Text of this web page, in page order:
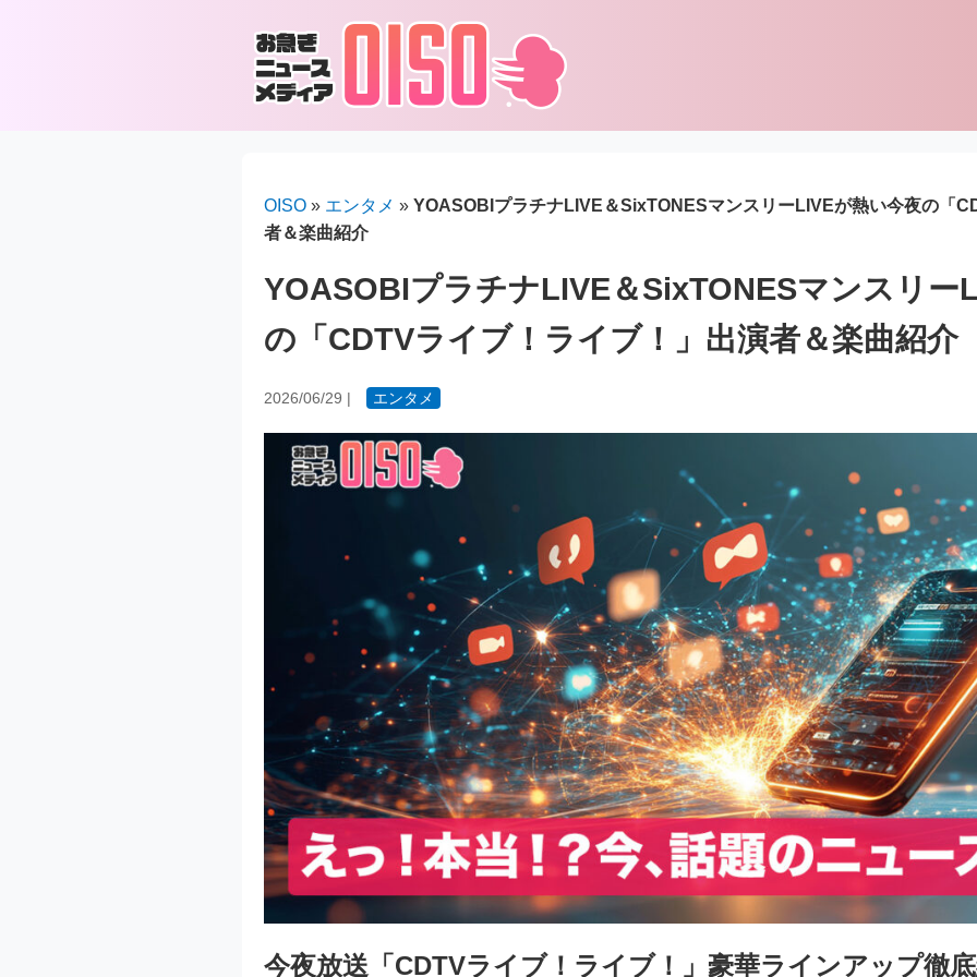
OISO » エンタメ » YOASOBIプラチナLIVE＆SixTONESマンスリーLIVEが熱い今夜の「
者＆楽曲紹介
YOASOBIプラチナLIVE＆SixTONESマンスリー
の「CDTVライブ！ライブ！」出演者＆楽曲紹介
2026/06/29 | エンタメ
今夜放送「CDTVライブ！ライブ！」豪華ラインアップ徹